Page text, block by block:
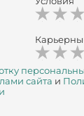
сайта и